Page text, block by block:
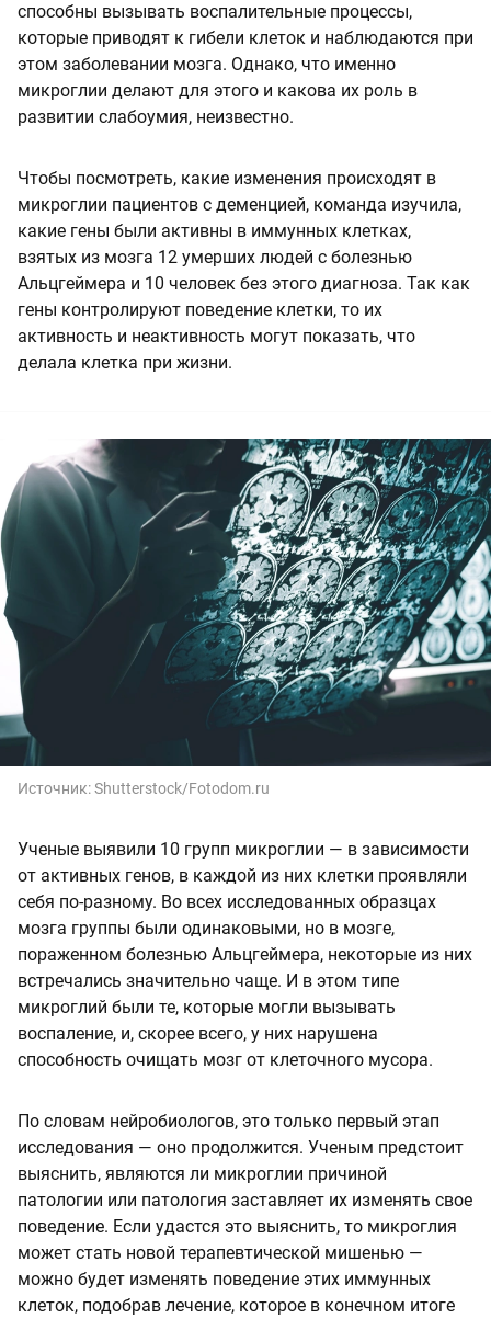
способны вызывать воспалительные процессы,
которые приводят к гибели клеток и наблюдаются при
этом заболевании мозга. Однако, что именно
микроглии делают для этого и какова их роль в
развитии слабоумия, неизвестно.
Чтобы посмотреть, какие изменения происходят в
микроглии пациентов с деменцией, команда изучила,
какие гены были активны в иммунных клетках,
взятых из мозга 12 умерших людей с болезнью
Альцгеймера и 10 человек без этого диагноза. Так как
гены контролируют поведение клетки, то их
активность и неактивность могут показать, что
делала клетка при жизни.
Источник:Shutterstock/Fotodom.ru
Ученые выявили 10 групп микроглии — в зависимости
от активных генов, в каждой из них клетки проявляли
себя по-разному. Во всех исследованных образцах
мозга группы были одинаковыми, но в мозге,
пораженном болезнью Альцгеймера, некоторые из них
встречались значительно чаще. И в этом типе
микроглий были те, которые могли вызывать
воспаление, и, скорее всего, у них нарушена
способность очищать мозг от клеточного мусора.
По словам нейробиологов, это только первый этап
исследования — оно продолжится. Ученым предстоит
выяснить, являются ли микроглии причиной
патологии или патология заставляет их изменять свое
поведение. Если удастся это выяснить, то микроглия
может стать новой терапевтической мишенью —
можно будет изменять поведение этих иммунных
клеток, подобрав лечение, которое в конечном итоге